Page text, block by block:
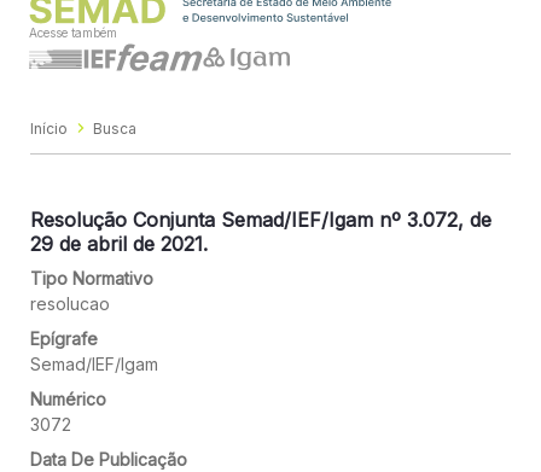
Acesse também
Início Busca
Resolução Conjunta Semad/IEF/Igam nº 3.072, de
29 de abril de 2021.
Tipo Normativo
resolucao
Epígrafe
Semad/IEF/Igam
Numérico
3072
Data De Publicação